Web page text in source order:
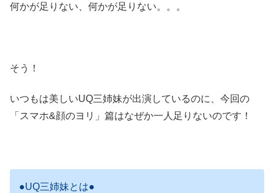
何かが足りない、何かが足りない。。。
そう！
いつもは美しいUQ三姉妹が出演しているのに、今回の
「スマホ&顔のヨリ」篇はなぜか一人足りないのです！
●UQ三姉妹とは●